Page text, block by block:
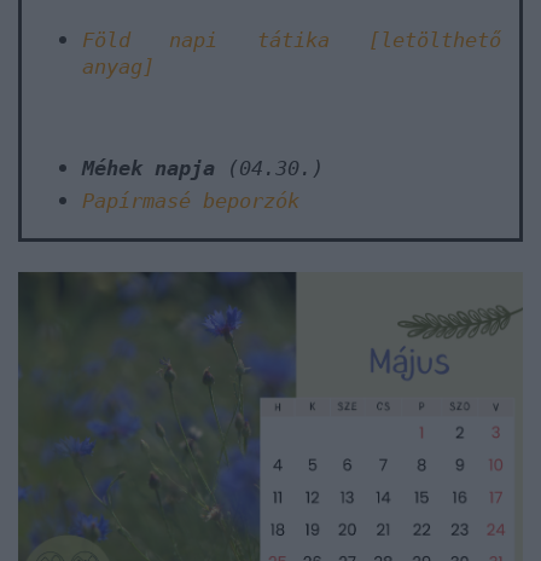
Föld napi tátika [letölthető
anyag]
Méhek napja (04.30.)
Papírmasé beporzók